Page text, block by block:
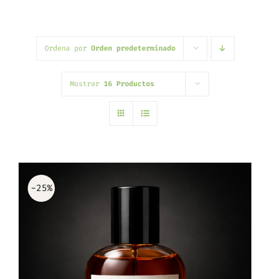
Ordena por Orden predeterminado
Mostrar 16 Productos
-25%